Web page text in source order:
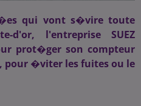
qui vont s�vire toute
d'or, l'entreprise SUEZ
prot�ger son compteur
pour �viter les fuites ou le